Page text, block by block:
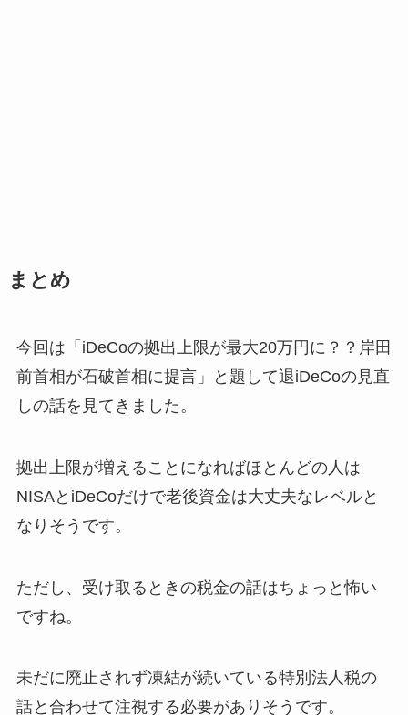
まとめ
今回は「iDeCoの拠出上限が最大20万円に？？岸田
前首相が石破首相に提言」と題して退iDeCoの見直
しの話を見てきました。
拠出上限が増えることになればほとんどの人は
NISAとiDeCoだけで老後資金は大丈夫なレベルと
なりそうです。
ただし、受け取るときの税金の話はちょっと怖い
ですね。
未だに廃止されず凍結が続いている特別法人税の
話と合わせて注視する必要がありそうです。